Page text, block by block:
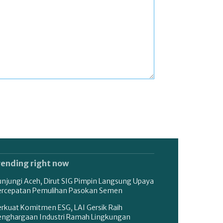
right now
Aceh, Dirut SIG Pimpin Langsung Upaya
Pemulihan Pasokan Semen
Komitmen ESG, LAI Gersik Raih
Industri Ramah Lingkungan